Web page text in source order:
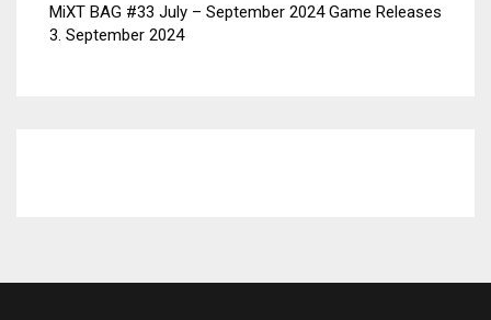
MiXT BAG #33 July – September 2024 Game Releases
3. September 2024